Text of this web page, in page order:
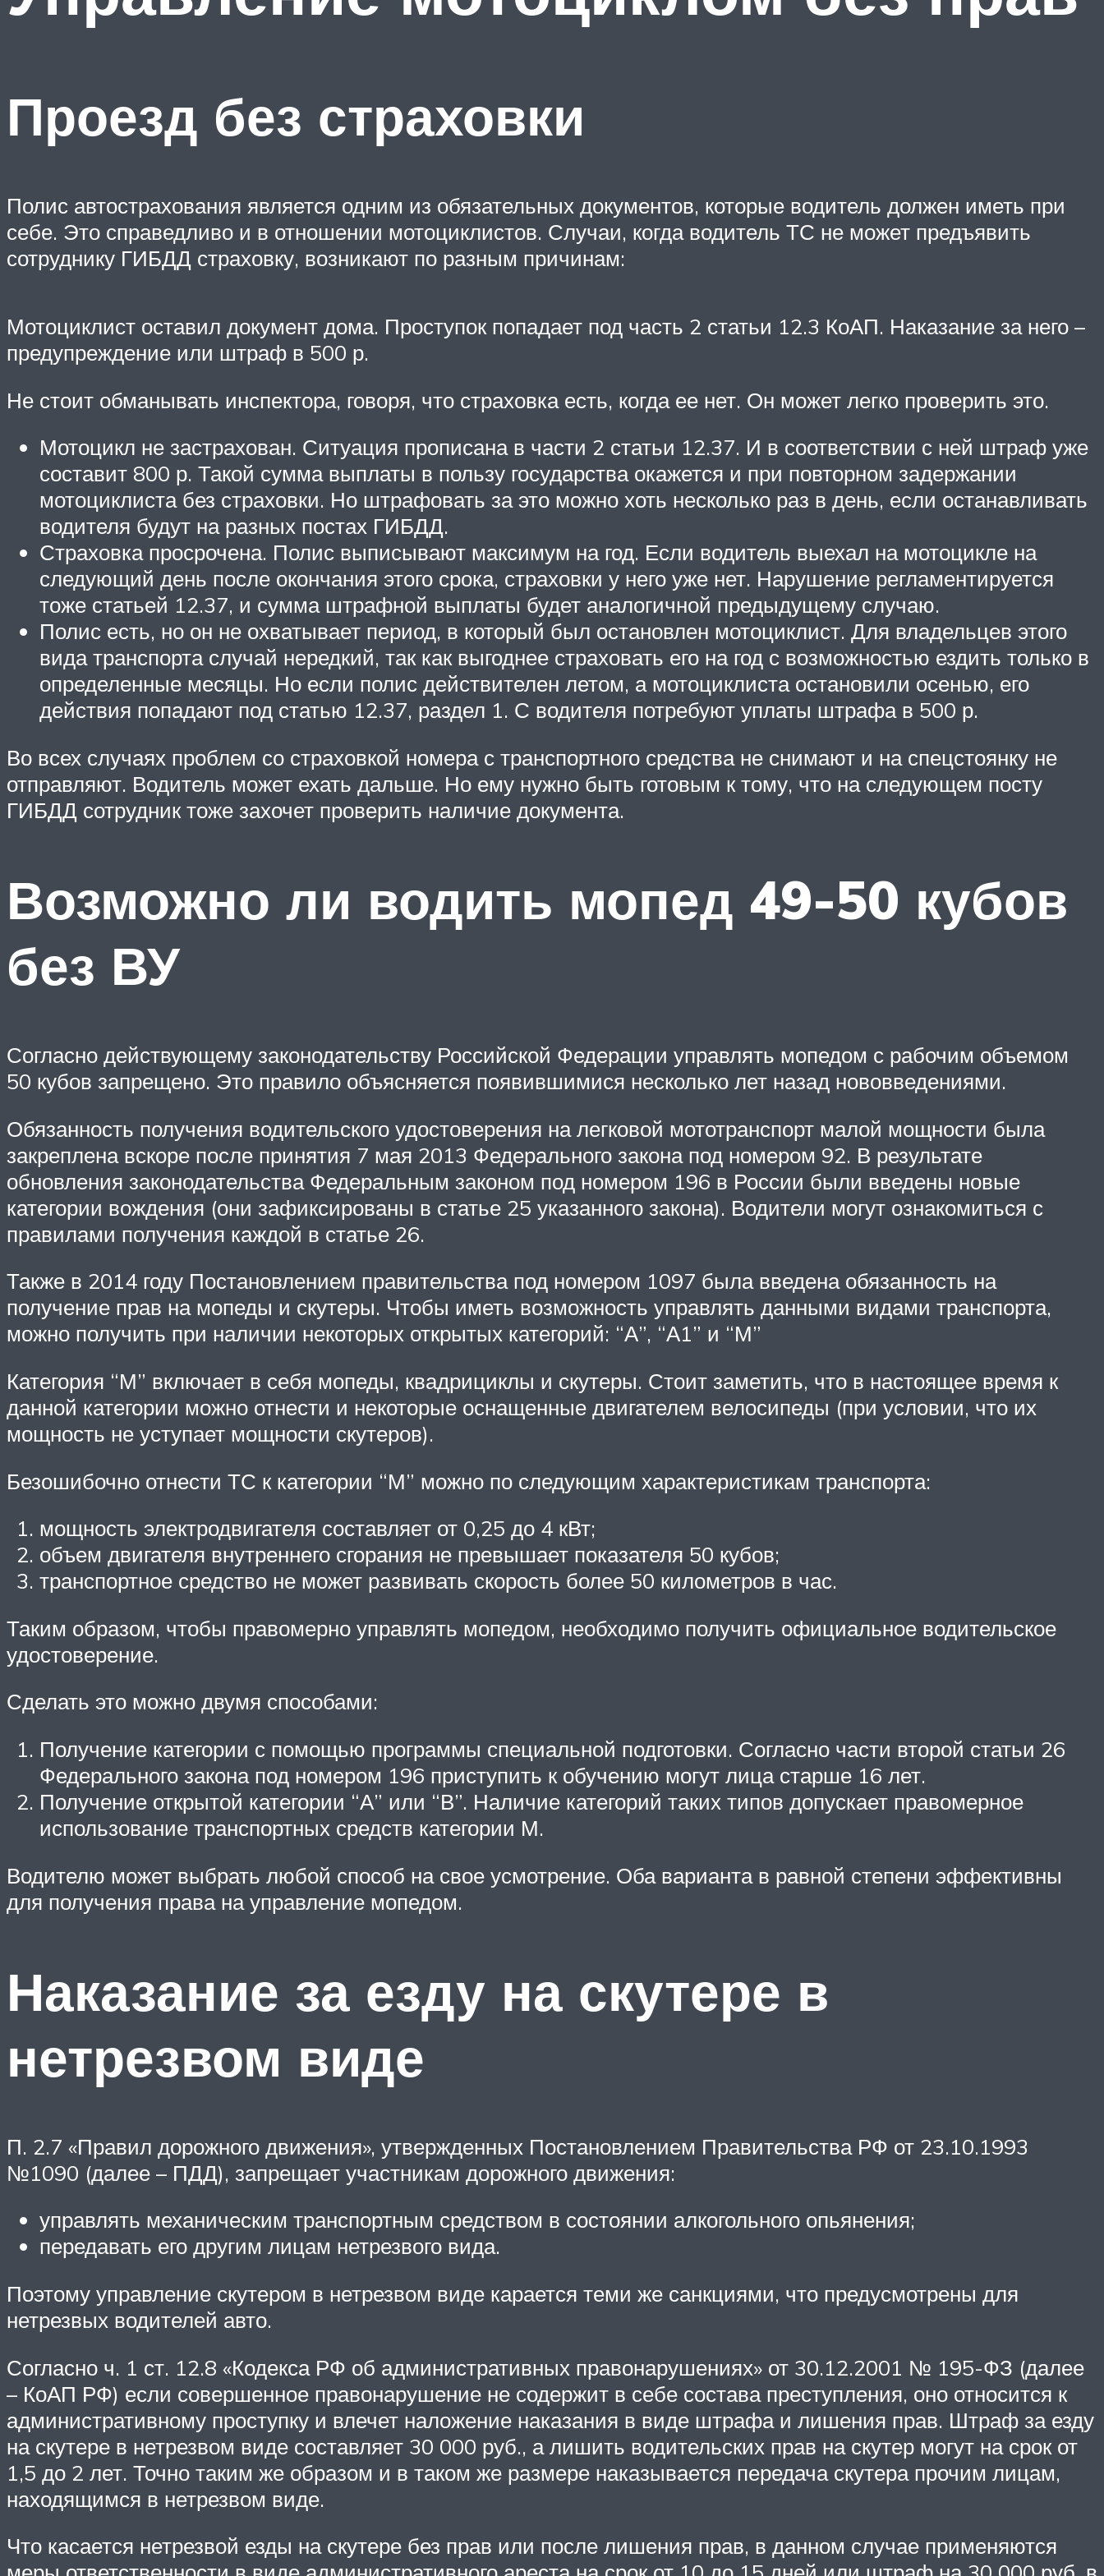
Проезд без страховки
Полис автострахования является одним из обязательных документов, которые водитель должен иметь при
себе. Это справедливо и в отношении мотоциклистов. Случаи, когда водитель ТС не может предъявить
сотруднику ГИБДД страховку, возникают по разным причинам:
Мотоциклист оставил документ дома. Проступок попадает под часть 2 статьи 12.3 КоАП. Наказание за него –
предупреждение или штраф в 500 р.
Не стоит обманывать инспектора, говоря, что страховка есть, когда ее нет. Он может легко проверить это.
Мотоцикл не застрахован. Ситуация прописана в части 2 статьи 12.37. И в соответствии с ней штраф уже
составит 800 р. Такой сумма выплаты в пользу государства окажется и при повторном задержании
мотоциклиста без страховки. Но штрафовать за это можно хоть несколько раз в день, если останавливать
водителя будут на разных постах ГИБДД.
Страховка просрочена. Полис выписывают максимум на год. Если водитель выехал на мотоцикле на
следующий день после окончания этого срока, страховки у него уже нет. Нарушение регламентируется
тоже статьей 12.37, и сумма штрафной выплаты будет аналогичной предыдущему случаю.
Полис есть, но он не охватывает период, в который был остановлен мотоциклист. Для владельцев этого
вида транспорта случай нередкий, так как выгоднее страховать его на год с возможностью ездить только в
определенные месяцы. Но если полис действителен летом, а мотоциклиста остановили осенью, его
действия попадают под статью 12.37, раздел 1. С водителя потребуют уплаты штрафа в 500 р.
Во всех случаях проблем со страховкой номера с транспортного средства не снимают и на спецстоянку не
отправляют. Водитель может ехать дальше. Но ему нужно быть готовым к тому, что на следующем посту
ГИБДД сотрудник тоже захочет проверить наличие документа.
Возможно ли водить мопед 49-50 кубов
без ВУ
Согласно действующему законодательству Российской Федерации управлять мопедом с рабочим объемом
50 кубов запрещено. Это правило объясняется появившимися несколько лет назад нововведениями.
Обязанность получения водительского удостоверения на легковой мототранспорт малой мощности была
закреплена вскоре после принятия 7 мая 2013 Федерального закона под номером 92. В результате
обновления законодательства Федеральным законом под номером 196 в России были введены новые
категории вождения (они зафиксированы в статье 25 указанного закона). Водители могут ознакомиться с
правилами получения каждой в статье 26.
Также в 2014 году Постановлением правительства под номером 1097 была введена обязанность на
получение прав на мопеды и скутеры. Чтобы иметь возможность управлять данными видами транспорта,
можно получить при наличии некоторых открытых категорий: “А”, “А1” и “М”
Категория “М” включает в себя мопеды, квадрициклы и скутеры. Стоит заметить, что в настоящее время к
данной категории можно отнести и некоторые оснащенные двигателем велосипеды (при условии, что их
мощность не уступает мощности скутеров).
Безошибочно отнести ТС к категории “М” можно по следующим характеристикам транспорта:
мощность электродвигателя составляет от 0,25 до 4 кВт;
объем двигателя внутреннего сгорания не превышает показателя 50 кубов;
транспортное средство не может развивать скорость более 50 километров в час.
Таким образом, чтобы правомерно управлять мопедом, необходимо получить официальное водительское
удостоверение.
Сделать это можно двумя способами:
Получение категории с помощью программы специальной подготовки. Согласно части второй статьи 26
Федерального закона под номером 196 приступить к обучению могут лица старше 16 лет.
Получение открытой категории “А” или “В”. Наличие категорий таких типов допускает правомерное
использование транспортных средств категории М.
Водителю может выбрать любой способ на свое усмотрение. Оба варианта в равной степени эффективны
для получения права на управление мопедом.
Наказание за езду на скутере в
нетрезвом виде
П. 2.7 «Правил дорожного движения», утвержденных Постановлением Правительства РФ от 23.10.1993
№1090 (далее – ПДД), запрещает участникам дорожного движения:
управлять механическим транспортным средством в состоянии алкогольного опьянения;
передавать его другим лицам нетрезвого вида.
Поэтому управление скутером в нетрезвом виде карается теми же санкциями, что предусмотрены для
нетрезвых водителей авто.
Согласно ч. 1 ст. 12.8 «Кодекса РФ об административных правонарушениях» от 30.12.2001 № 195-ФЗ (далее
– КоАП РФ) если совершенное правонарушение не содержит в себе состава преступления, оно относится к
административному проступку и влечет наложение наказания в виде штрафа и лишения прав. Штраф за езду
на скутере в нетрезвом виде составляет 30 000 руб., а лишить водительских прав на скутер могут на срок от
1,5 до 2 лет. Точно таким же образом и в таком же размере наказывается передача скутера прочим лицам,
находящимся в нетрезвом виде.
Что касается нетрезвой езды на скутере без прав или после лишения прав, в данном случае применяются